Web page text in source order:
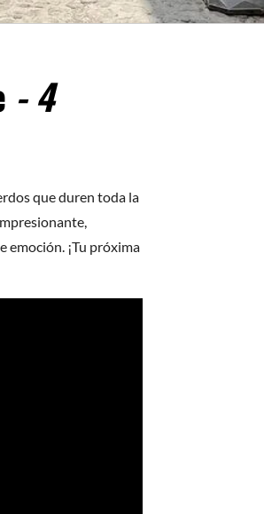
- 4
que duren toda la
emoción. ¡Tu próxima